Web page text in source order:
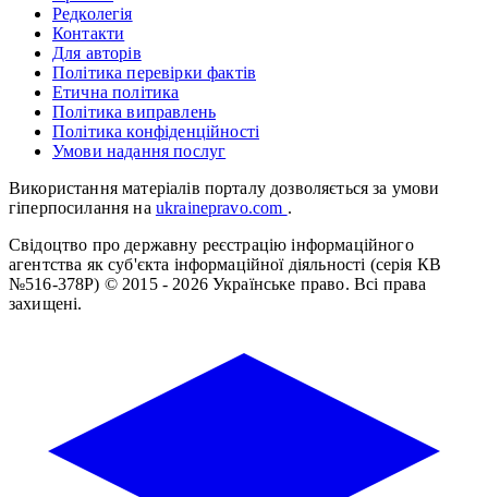
Редколегія
Контакти
Для авторів
Політика перевірки фактів
Етична політика
Політика виправлень
Політика конфіденційності
Умови надання послуг
Використання матеріалів порталу дозволяється за умови
гіперпосилання на ukrainepravo.com .
Свідоцтво про державну реєстрацію інформаційного
агентства як суб'єкта інформаційної діяльності (серія КВ
№516-378Р) © 2015 - 2026 Українське право. Всі права
захищені.